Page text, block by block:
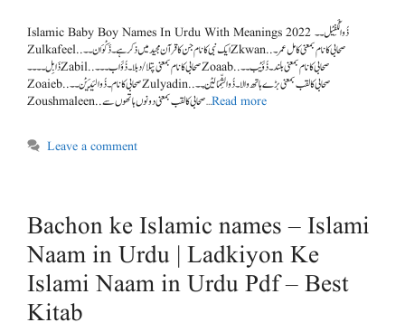
Islamic Baby Boy Names In Urdu With Meanings 2022 ذُوالْکَفِیْل۔۔
Zulkafeel..ایک نبی کا نام جن کا قرآن مجید میں ذکر ہے ۔ ذَکْوَان۔۔Zkwan..صحابی کا نام بمعنی کامل عمر۔
ذَابِل۔۔۔۔Zabil..صحابی کا نام بمعنی پتلا/دبلا۔ ذُؤَاب۔۔۔Zoaab..صحابی کا نام بمعنی بلند۔ ذُؤَیْب۔۔
Zoaieb..صحابی کا نام ۔ ذُوالْیَدَیْن۔۔Zulyadin..صحابی کالقب بمعنی بڑے ہاتھ والا۔ ذُوالشِّمَا لَیْن۔۔
Zoushmaleen..صحابی کا لقب بمعنی دونوں ہاتھوں سے …Read more
Leave a comment
Bachon ke Islamic names – Islami
Naam in Urdu | Ladkiyon Ke
Islami Naam in Urdu Pdf – Best
Kitab